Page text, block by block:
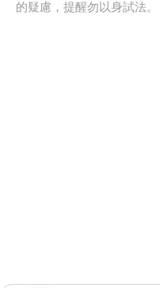
的疑慮，提醒勿以身試法。